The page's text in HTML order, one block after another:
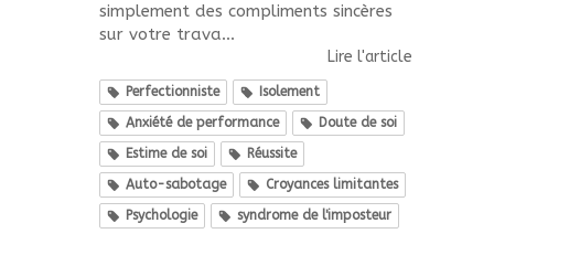
simplement des compliments sincères
sur votre trava...
Lire l'article
Perfectionniste
Isolement
Anxiété de performance
Doute de soi
Estime de soi
Réussite
Auto-sabotage
Croyances limitantes
Psychologie
syndrome de l'imposteur